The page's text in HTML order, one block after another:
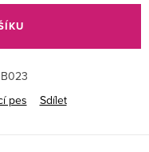
pes Sdílet